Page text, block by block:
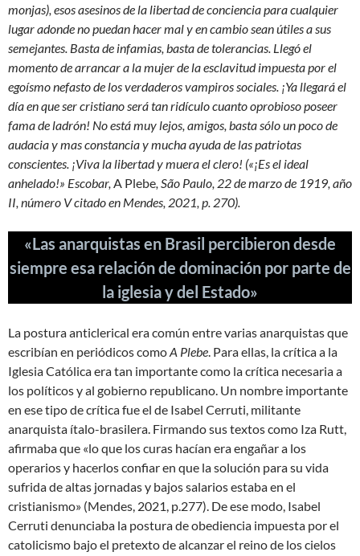
monjas), esos asesinos de la libertad de conciencia para cualquier
lugar adonde no puedan hacer mal y en cambio sean útiles a sus
semejantes. Basta de infamias, basta de tolerancias. Llegó el
momento de arrancar a la mujer de la esclavitud impuesta por el
egoísmo nefasto de los verdaderos vampiros sociales. ¡Ya llegará el
día en que ser cristiano será tan ridículo cuanto oprobioso poseer
fama de ladrón! No está muy lejos, amigos, basta sólo un poco de
audacia y mas constancia y mucha ayuda de las patriotas
conscientes. ¡Viva la libertad y muera el clero! («¡Es el ideal
anhelado!» Escobar, A Plebe, São Paulo, 22 de marzo de 1919, año
II, número V citado en Mendes, 2021, p. 270).
«Las anarquistas en Brasil percibieron desde
siempre esa relación de dominación por parte de
la iglesia y del Estado»
La postura anticlerical era común entre varias anarquistas que
escribían en periódicos comoA Plebe. Para ellas, la crítica a la
Iglesia Católica era tan importante como la crítica necesaria a
los políticos y al gobierno republicano. Un nombre importante
en ese tipo de crítica fue el de Isabel Cerruti, militante
anarquista ítalo-brasilera. Firmando sus textos como Iza Rutt,
afirmaba que «lo que los curas hacían era engañar a los
operarios y hacerlos confiar en que la solución para su vida
sufrida de altas jornadas y bajos salarios estaba en el
cristianismo» (Mendes, 2021, p.277). De ese modo, Isabel
Cerruti denunciaba la postura de obediencia impuesta por el
catolicismo bajo el pretexto de alcanzar el reino de los cielos